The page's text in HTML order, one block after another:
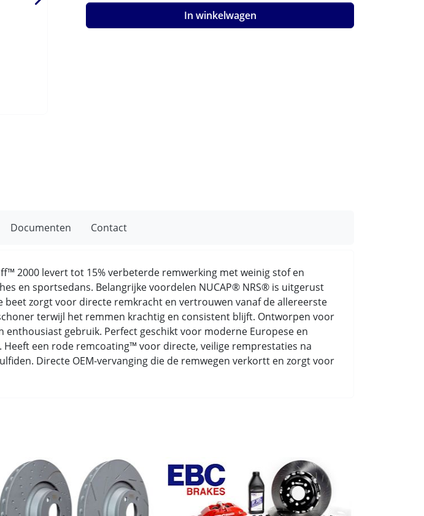
In winkelwagen
Documenten Contact
2000 levert tot 15% verbeterde remwerking met weinig stof en
en sportsedans. Belangrijke voordelen NUCAP® NRS® is uitgerust
zorgt voor directe remkracht en vertrouwen vanaf de allereerste
terwijl het remmen krachtig en consistent blijft. Ontworpen voor
gebruik. Perfect geschikt voor moderne Europese en
een rode remcoating™ voor directe, veilige remprestaties na
Directe OEM-vervanging die de remwegen verkortt en zorgt voor